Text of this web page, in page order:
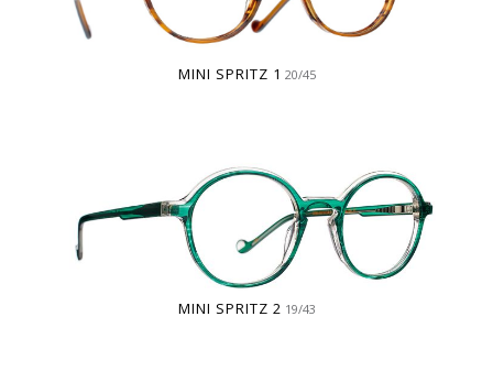
MINI SPRITZ 1 20/45
MINI SPRITZ 2 19/43